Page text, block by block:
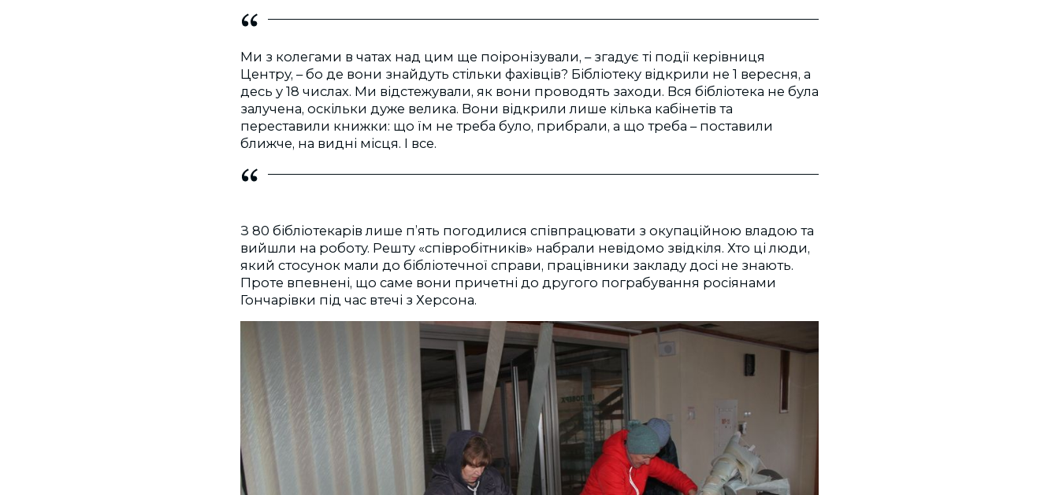
Ми з колегами в чатах над цим ще поіронізували, – згадує ті події керівниця
Центру, – бо де вони знайдуть стільки фахівців? Бібліотеку відкрили не 1 вересня, а
десь у 18 числах. Ми відстежували, як вони проводять заходи. Вся бібліотека не була
залучена, оскільки дуже велика. Вони відкрили лише кілька кабінетів та
переставили книжки: що їм не треба було, прибрали, а що треба – поставили
ближче, на видні місця. І все.
З 80 бібліотекарів лише п’ять погодилися співпрацювати з окупаційною владою та
вийшли на роботу. Решту «співробітників» набрали невідомо звідкіля. Хто ці люди,
який стосунок мали до бібліотечної справи, працівники закладу досі не знають.
Проте впевнені, що саме вони причетні до другого пограбування росіянами
Гончарівки під час втечі з Херсона.